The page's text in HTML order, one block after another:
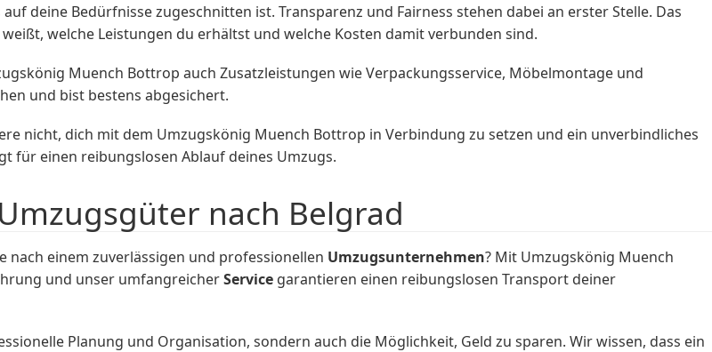
deine Bedürfnisse zugeschnitten ist. Transparenz und Fairness stehen dabei an erster Stelle. Das
welche Leistungen du erhältst und welche Kosten damit verbunden sind.
Muench Bottrop auch Zusatzleistungen wie Verpackungsservice, Möbelmontage und
und bist bestens abgesichert.
nicht, dich mit dem Umzugskönig Muench Bottrop in Verbindung zu setzen und ein unverbindliches
für einen reibungslosen Ablauf deines Umzugs.
nach Belgrad
nach einem zuverlässigen und professionellen Umzugsunternehmen? Mit Umzugskönig Muench
und unser umfangreicherService garantieren einen reibungslosen Transport deiner
Planung und Organisation, sondern auch die Möglichkeit, Geld zu sparen. Wir wissen, dass ein